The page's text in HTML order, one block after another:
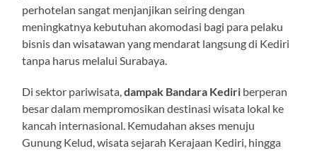
perhotelan sangat menjanjikan seiring dengan
meningkatnya kebutuhan akomodasi bagi para pelaku
bisnis dan wisatawan yang mendarat langsung di Kediri
tanpa harus melalui Surabaya.
Di sektor pariwisata,dampak Bandara Kediri berperan
besar dalam mempromosikan destinasi wisata lokal ke
kancah internasional. Kemudahan akses menuju
Gunung Kelud, wisata sejarah Kerajaan Kediri, hingga